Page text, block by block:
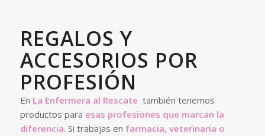
REGALOS Y
ACCESORIOS POR
PROFESIÓN
En La Enfermera al Rescate también tenemos
productos para esas profesiones que marcan la
diferencia. Si trabajas en farmacia, veterinaria o